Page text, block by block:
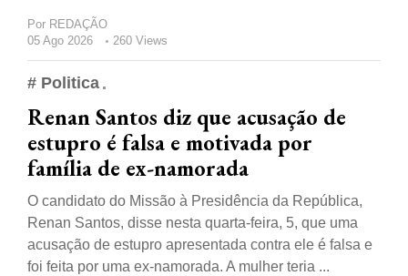
Por REDAÇÃO
05 Ago 2026
260 Views
# Politica
Renan Santos diz que acusação de
estupro é falsa e motivada por
família de ex-namorada
O candidato do Missão à Presidência da República,
Renan Santos, disse nesta quarta-feira, 5, que uma
acusação de estupro apresentada contra ele é falsa e
foi feita por uma ex-namorada. A mulher teria ...